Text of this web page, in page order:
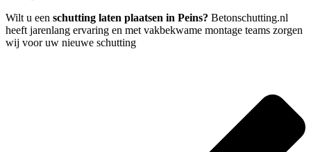
Wilt u een schutting laten plaatsen in Peins? Betonschutting.nl
heeft jarenlang ervaring en met vakbekwame montage teams zorgen
wij voor uw nieuwe schutting